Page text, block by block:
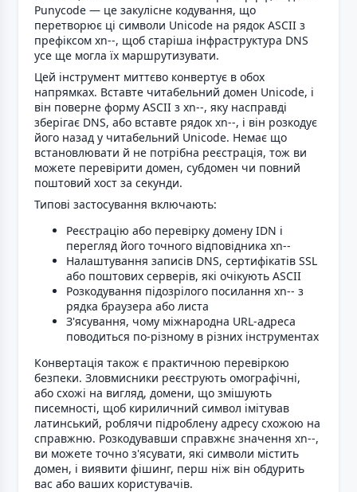
Punycode — це закулісне кодування, що
перетворює ці символи Unicode на рядок ASCII з
префіксом xn--, щоб старіша інфраструктура DNS
усе ще могла їх маршрутизувати.
Цей інструмент миттєво конвертує в обох
напрямках. Вставте читабельний домен Unicode, і
він поверне форму ASCII з xn--, яку насправді
зберігає DNS, або вставте рядок xn--, і він розкодує
його назад у читабельний Unicode. Немає що
встановлювати й не потрібна реєстрація, тож ви
можете перевірити домен, субдомен чи повний
поштовий хост за секунди.
Типові застосування включають:
Реєстрацію або перевірку домену IDN і
перегляд його точного відповідника xn--
Налаштування записів DNS, сертифікатів SSL
або поштових серверів, які очікують ASCII
Розкодування підозрілого посилання xn-- з
рядка браузера або листа
З'ясування, чому міжнародна URL-адреса
поводиться по-різному в різних інструментах
Конвертація також є практичною перевіркою
безпеки. Зловмисники реєструють омографічні,
або схожі на вигляд, домени, що змішують
писемності, щоб кириличний символ імітував
латинський, роблячи підроблену адресу схожою на
справжню. Розкодувавши справжнє значення xn--,
ви можете точно з'ясувати, які символи містить
домен, і виявити фішинг, перш ніж він обдурить
вас або ваших користувачів.